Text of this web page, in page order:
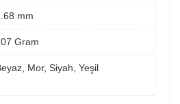
mm
Gram
Mor, Siyah, Yeşil